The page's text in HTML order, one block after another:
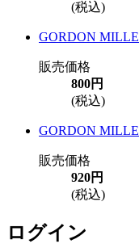
(税込)
GORDON
販売価格
800円
(税込)
GORDON
販売価格
920円
(税込)
ログイン